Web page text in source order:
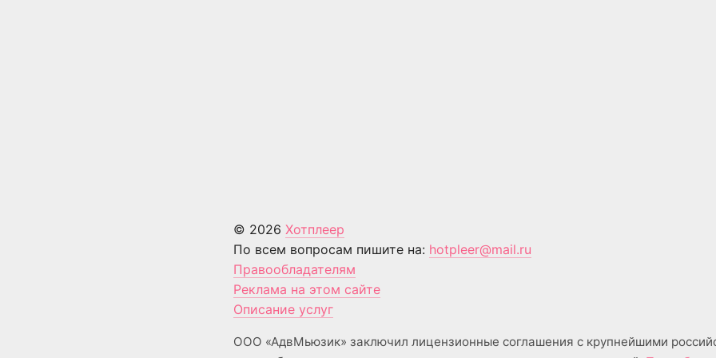
© 2026 Хотплеер
По всем вопросам пишите на: hotpleer@mail.ru
Правообладателям
Реклама на этом сайте
Описание услуг
ООО «АдвМьюзик» заключил лицензионные соглашения с крупнейшими